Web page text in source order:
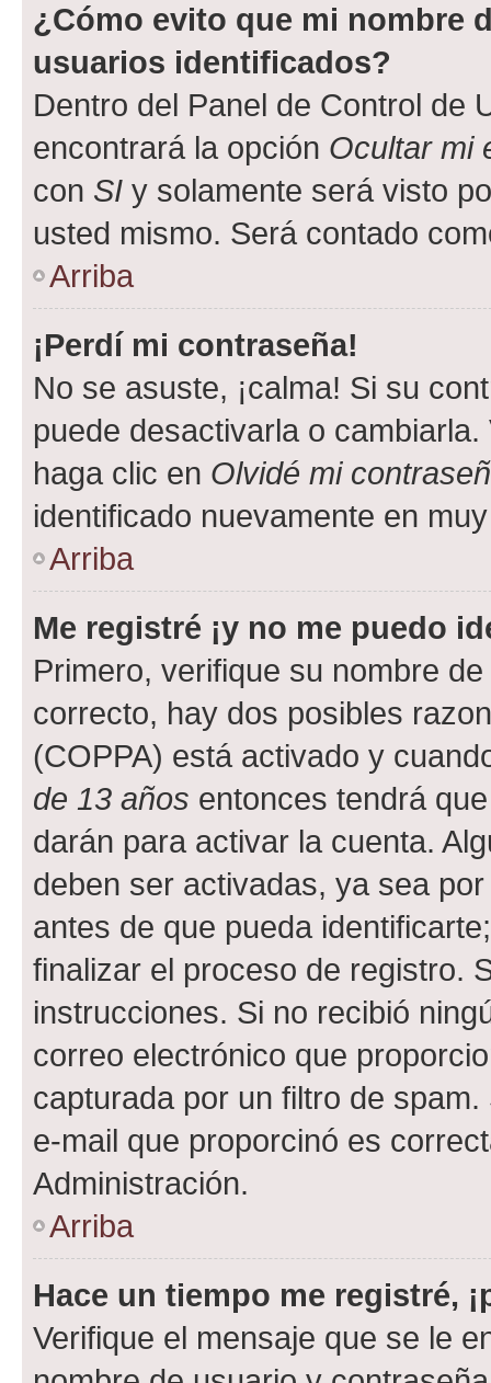
¿Cómo evito que mi nombre
usuarios identificados?
Dentro del Panel de Control de
encontrará la opción Ocultar mi
con SI y solamente será visto
usted mismo. Será contado
Arriba
¡Perdí mi contraseña!
No se asuste, ¡calma! Si su
puede desactivarla o
haga clic en Olvidé mi
identificado nuevamente en
Arriba
Me registré ¡y no me puedo
Primero, verifique su nombre
correcto, hay dos posibles
(COPPA) está activado y
de 13 años entonces tendrá
darán para activar la cuenta.
deben ser activadas, ya sea
antes de que pueda
finalizar el proceso de registro.
instrucciones. Si no recibió
correo electrónico que
capturada por un filtro de
e-mail que proporcinó es
Administración.
Arriba
Hace un tiempo me registré,
Verifique el mensaje que se le